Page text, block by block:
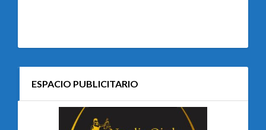
ESPACIO PUBLICITARIO